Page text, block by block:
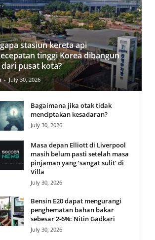
stasiun kereta api
tinggi Korea dibangun
pusat kota?
- July 30, 2026
Bagaimana jika otak tidak
menciptakan kesadaran?
July 30, 2026
Masa depan Elliott di Liverpool
masih belum pasti setelah masa
pinjaman yang ‘sangat sulit’ di
Villa
July 30, 2026
Bensin E20 dapat mengurangi
penghematan bahan bakar
sebesar 2-6%: Nitin Gadkari
July 30, 2026